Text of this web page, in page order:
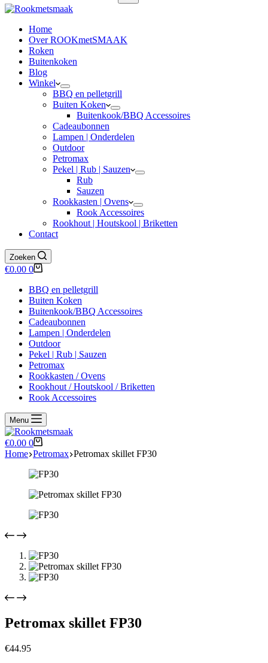
Home
Over ROOKmetSMAAK
Roken
Buitenkoken
Blog
Winkel
BBQ en pelletgrill
Buiten Koken
Buitenkook/BBQ Accessoires
Cadeaubonnen
Lampen | Onderdelen
Outdoor
Petromax
Pekel | Rub | Sauzen
Rub
Sauzen
Rookkasten | Ovens
Rook Accessoires
Rookhout | Houtskool | Briketten
Contact
Zoeken
Winkelwagen
€0.00 0
BBQ en pelletgrill
Buiten Koken
Buitenkook/BBQ Accessoires
Cadeaubonnen
Lampen | Onderdelen
Outdoor
Pekel | Rub | Sauzen
Petromax
Rookkasten / Ovens
Rookhout / Houtskool / Briketten
Rook Accessoires
Menu
Winkelwagen
€0.00 0
Home Petromax Petromax skillet FP30
Petromax skillet FP30
€44.95